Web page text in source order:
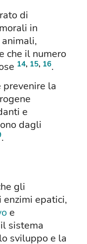
di
in
che il numero
14, 15, 16.
prevenire la
e
dagli
.
gli
epatici,
e
sistema
sviluppo e la